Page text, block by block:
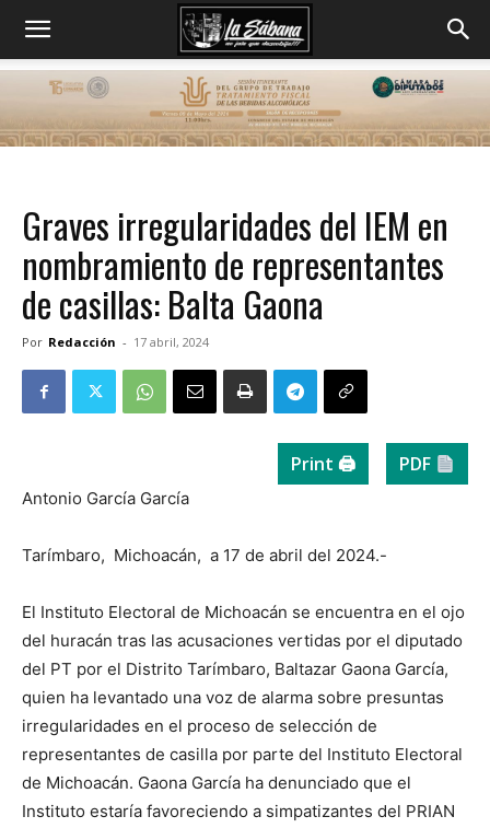
Graves irregularidades del IEM en
nombramiento de representantes
de casillas: Balta Gaona
Por Redacción - 17 abril, 2024
Print 🖨 PDF
Antonio García García
Tarímbaro, Michoacán, a 17 de abril del 2024.-
El Instituto Electoral de Michoacán se encuentra en el ojo
del huracán tras las acusaciones vertidas por el diputado
del PT por el Distrito Tarímbaro, Baltazar Gaona García,
quien ha levantado una voz de alarma sobre presuntas
irregularidades en el proceso de selección de
representantes de casilla por parte del Instituto Electoral
de Michoacán. Gaona García ha denunciado que el
Instituto estaría favoreciendo a simpatizantes del PRIAN